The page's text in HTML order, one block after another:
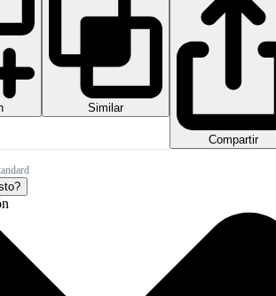
Similar
Compartir